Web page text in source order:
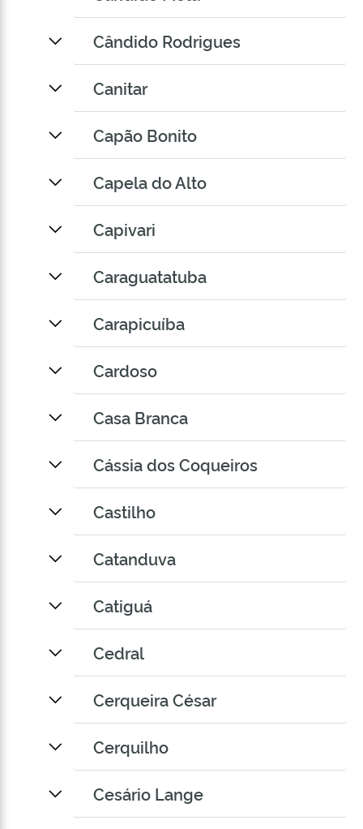
Cândido Rodrigues
Canitar
Capão Bonito
Capela do Alto
Capivari
Caraguatatuba
Carapicuíba
Cardoso
Casa Branca
Cássia dos Coqueiros
Castilho
Catanduva
Catiguá
Cedral
Cerqueira César
Cerquilho
Cesário Lange